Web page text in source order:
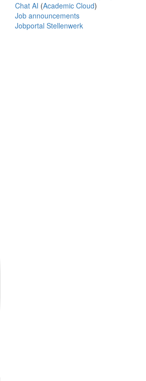
Chat AI (Academic Cloud)
Job announcements
Jobportal Stellenwerk